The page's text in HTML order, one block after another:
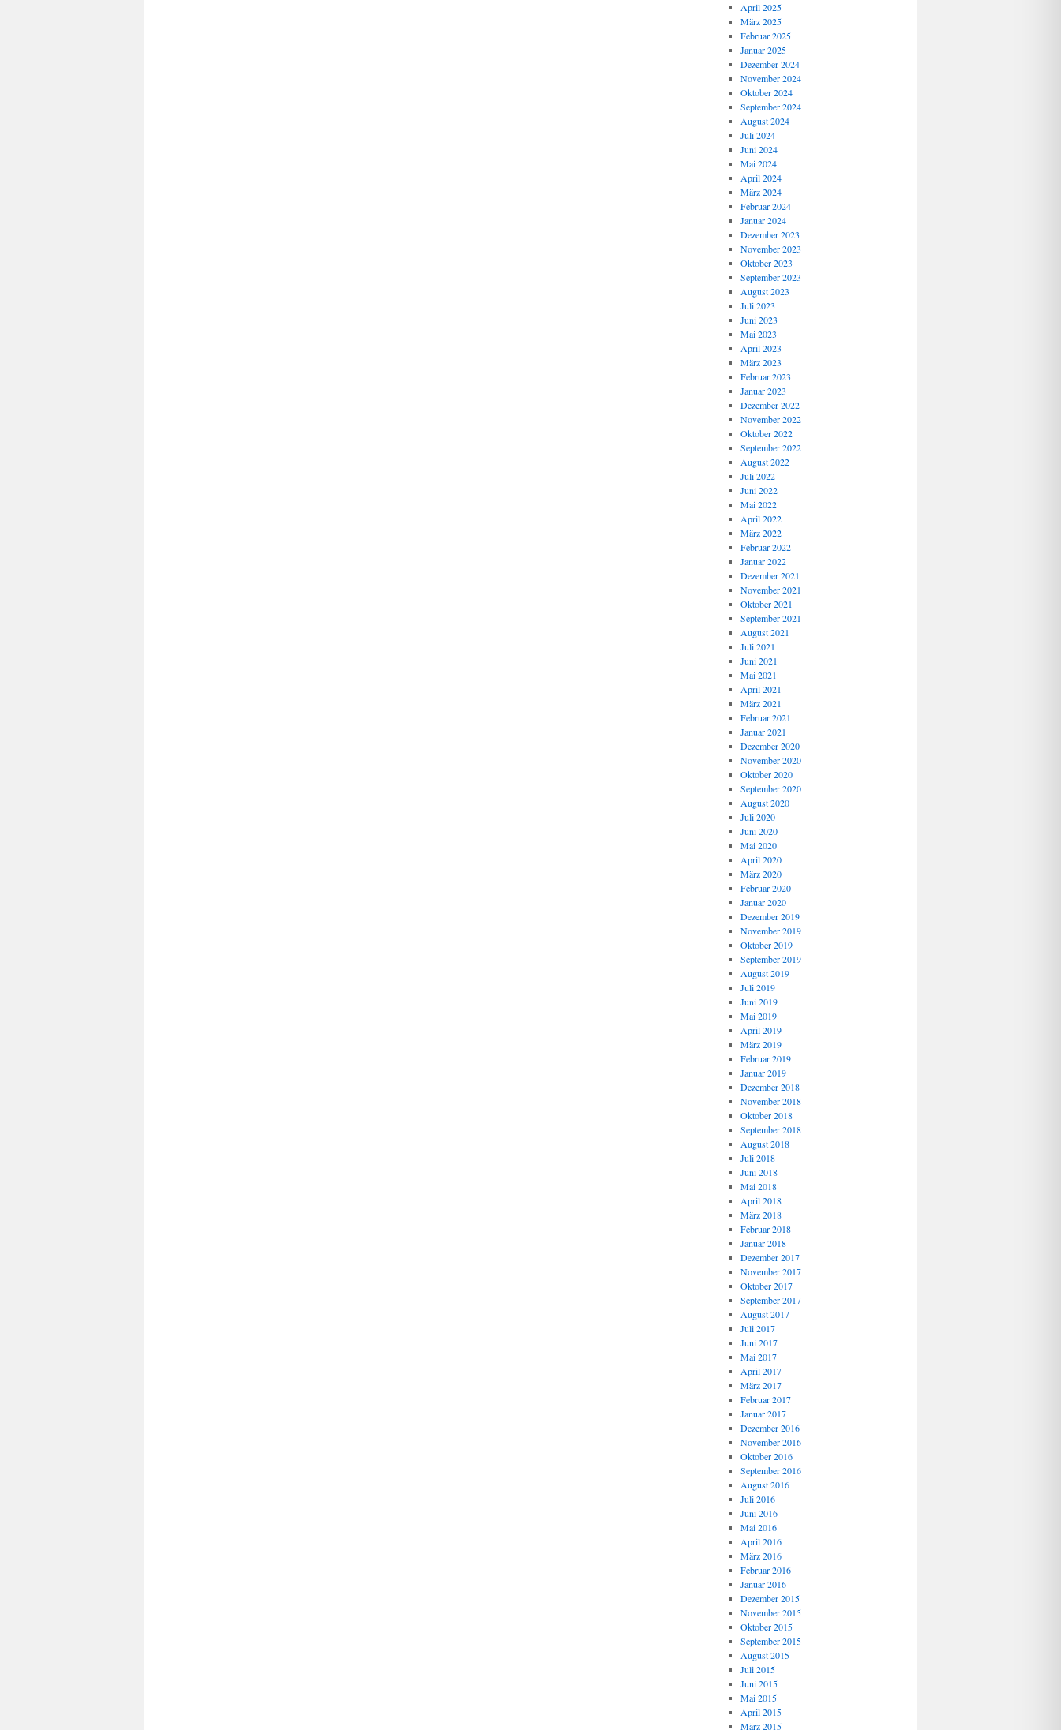
April 2025
März 2025
Februar 2025
Januar 2025
Dezember 2024
November 2024
Oktober 2024
September 2024
August 2024
Juli 2024
Juni 2024
Mai 2024
April 2024
März 2024
Februar 2024
Januar 2024
Dezember 2023
November 2023
Oktober 2023
September 2023
August 2023
Juli 2023
Juni 2023
Mai 2023
April 2023
März 2023
Februar 2023
Januar 2023
Dezember 2022
November 2022
Oktober 2022
September 2022
August 2022
Juli 2022
Juni 2022
Mai 2022
April 2022
März 2022
Februar 2022
Januar 2022
Dezember 2021
November 2021
Oktober 2021
September 2021
August 2021
Juli 2021
Juni 2021
Mai 2021
April 2021
März 2021
Februar 2021
Januar 2021
Dezember 2020
November 2020
Oktober 2020
September 2020
August 2020
Juli 2020
Juni 2020
Mai 2020
April 2020
März 2020
Februar 2020
Januar 2020
Dezember 2019
November 2019
Oktober 2019
September 2019
August 2019
Juli 2019
Juni 2019
Mai 2019
April 2019
März 2019
Februar 2019
Januar 2019
Dezember 2018
November 2018
Oktober 2018
September 2018
August 2018
Juli 2018
Juni 2018
Mai 2018
April 2018
März 2018
Februar 2018
Januar 2018
Dezember 2017
November 2017
Oktober 2017
September 2017
August 2017
Juli 2017
Juni 2017
Mai 2017
April 2017
März 2017
Februar 2017
Januar 2017
Dezember 2016
November 2016
Oktober 2016
September 2016
August 2016
Juli 2016
Juni 2016
Mai 2016
April 2016
März 2016
Februar 2016
Januar 2016
Dezember 2015
November 2015
Oktober 2015
September 2015
August 2015
Juli 2015
Juni 2015
Mai 2015
April 2015
März 2015